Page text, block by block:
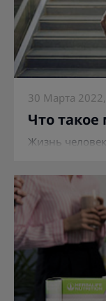
30 Марта
Что
Жизнь